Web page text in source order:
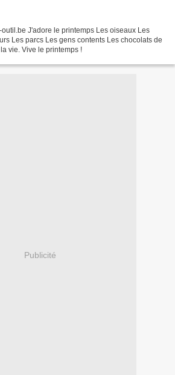
J'adore le printemps Les oiseaux Les
Les parcs Les gens contents Les chocolats de
vie. Vive le printemps !
Publicité